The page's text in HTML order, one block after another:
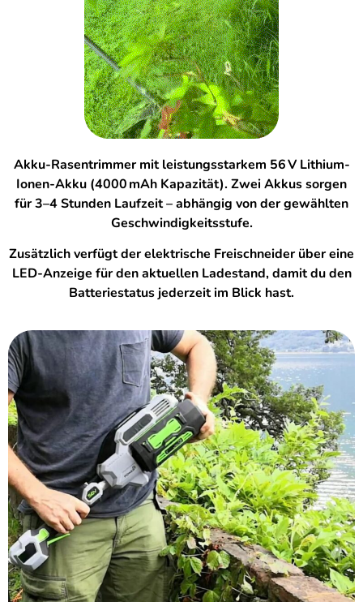
Akku-Rasentrimmer mit leistungsstarkem 56 V Lithium-
Ionen-Akku (4000 mAh Kapazität). Zwei Akkus sorgen
für 3–4 Stunden Laufzeit – abhängig von der gewählten
Geschwindigkeitsstufe.
Zusätzlich verfügt der elektrische Freischneider über eine
LED-Anzeige für den aktuellen Ladestand, damit du den
Batteriestatus jederzeit im Blick hast.